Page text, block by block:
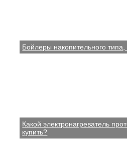
Бойлеры накопительного
Какой электронагреватель
купить?